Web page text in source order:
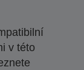
v této